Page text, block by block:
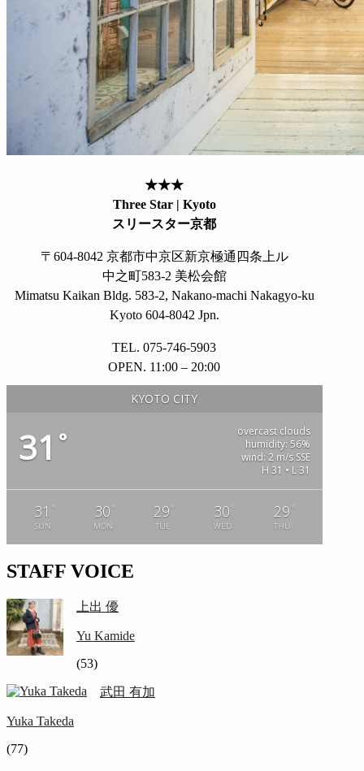
★★★
Three Star | Kyoto
スリースター京都
〒604-8042 京都市中京区新京極通四条上ル
中之町583-2 美松会館
Mimatsu Kaikan Bldg. 583-2, Nakano-machi Nakagyo-ku
Kyoto 604-8042 Jpn.
TEL. 075-746-5903
OPEN. 11:00 – 20:00
KYOTO CITY
31 °
overcast clouds
humidity: 56%
wind: 2 m/s SSE
H 31 • L 31
31 °
SUN
30 °
MON
29 °
TUE
30 °
WED
29 °
THU
STAFF VOICE
上出 優
Yu Kamide
(53)
武田 有加
Yuka Takeda
(77)